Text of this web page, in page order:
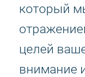
который
целей
внимание